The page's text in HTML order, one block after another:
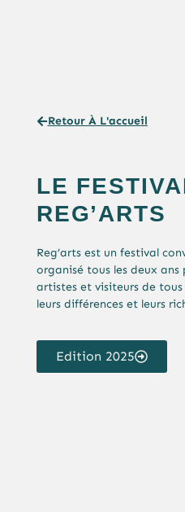
Retour À L'accueil
LE
REG’ARTS
Reg’arts est un festival
organisé tous les deux ans
artistes et visiteurs de
leurs différences et leurs
Edition 2025